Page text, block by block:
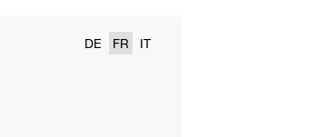
DE FR IT